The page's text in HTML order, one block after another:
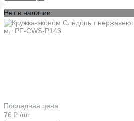
Нет в наличии
Последняя цена
76 ₽ /шт